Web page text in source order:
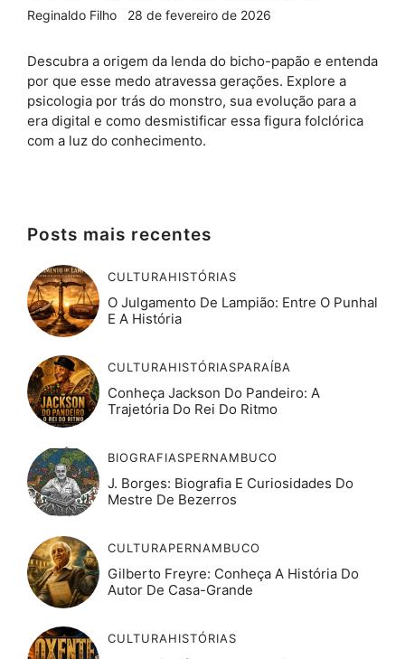
Reginaldo Filho 28 de fevereiro de 2026
Descubra a origem da lenda do bicho-papão e entenda
por que esse medo atravessa gerações. Explore a
psicologia por trás do monstro, sua evolução para a
era digital e como desmistificar essa figura folclórica
com a luz do conhecimento.
Posts mais recentes
CULTURAHISTÓRIAS
O Julgamento De Lampião: Entre O Punhal
E A História
CULTURAHISTÓRIASPARAÍBA
Conheça Jackson Do Pandeiro: A
Trajetória Do Rei Do Ritmo
BIOGRAFIASPERNAMBUCO
J. Borges: Biografia E Curiosidades Do
Mestre De Bezerros
CULTURAPERNAMBUCO
Gilberto Freyre: Conheça A História Do
Autor De Casa-Grande
CULTURAHISTÓRIAS